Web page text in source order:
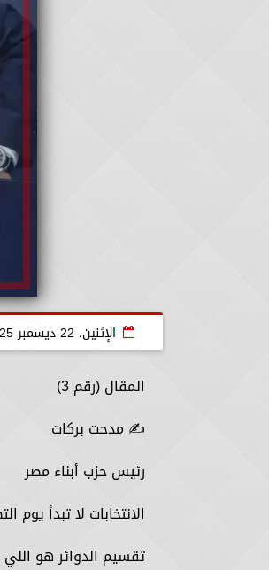
الإثنين، 22 ديسمبر 2025
المقال (رقم 3)
✍️ مدحت بركات
رئيس حزب أبناء مصر
الانتخابات لا تبدأ
تقسيم الدوائر هو